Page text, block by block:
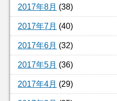
2017年8月 (38)
2017年7月 (40)
2017年6月 (32)
2017年5月 (36)
2017年4月 (29)